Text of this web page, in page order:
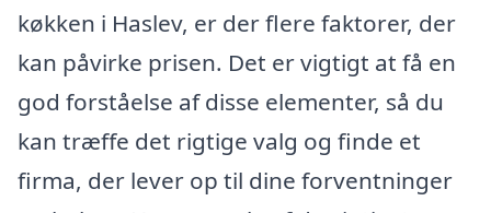
køkken i Haslev, er der flere faktorer, der
kan påvirke prisen. Det er vigtigt at få en
god forståelse af disse elementer, så du
kan træffe det rigtige valg og finde et
firma, der lever op til dine forventninger